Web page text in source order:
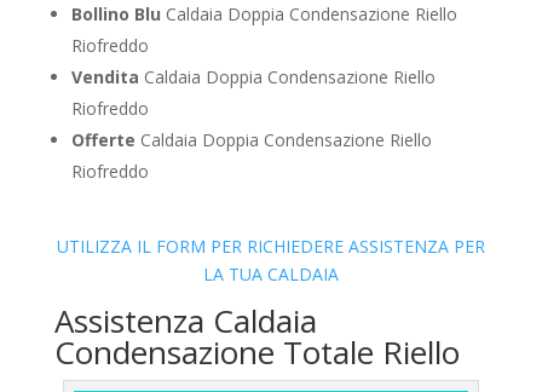
Bollino Blu Caldaia Doppia Condensazione Riello
Riofreddo
Vendita Caldaia Doppia Condensazione Riello
Riofreddo
Offerte Caldaia Doppia Condensazione Riello
Riofreddo
UTILIZZA IL FORM PER RICHIEDERE ASSISTENZA PER
LA TUA CALDAIA
Assistenza Caldaia
Condensazione Totale Riello